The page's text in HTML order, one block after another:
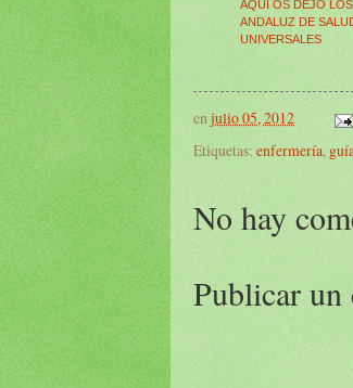
AQUÍ OS DEJO
ANDALUZ DE
UNIVERSALES
enjulio 05, 2012
Etiquetas: enfermería,
No hay
Publicar un